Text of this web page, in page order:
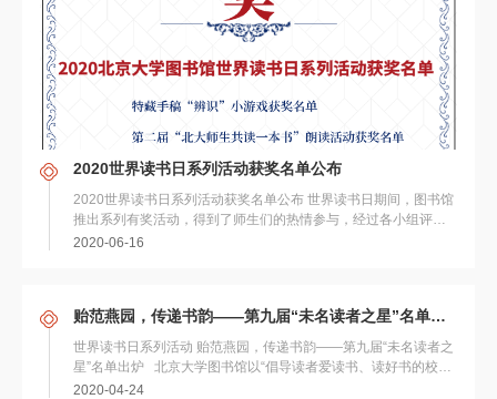
2020世界读书日系列活动获奖名单公布
2020世界读书日系列活动获奖名单公布 世界读书日期间，图书馆
推出系列有奖活动，得到了师生们的热情参与，经过各小组评委
的审阅、打分与评选，现将所有...
2020-06-16
贻范燕园，传递书韵——第九届“未名读者之星”名单出炉
世界读书日系列活动 贻范燕园，传递书韵——第九届“未名读者之
星”名单出炉 北京大学图书馆以“倡导读者爱读书、读好书的校园
文化”为宗旨，从2012年开始...
2020-04-24